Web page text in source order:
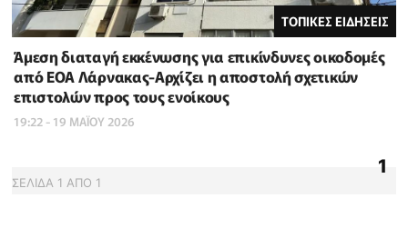
ΤΟΠΙΚΕΣ ΕΙΔΗΣΕΙΣ
Άμεση διαταγή εκκένωσης για επικίνδυνες οικοδομές
από ΕΟΑ Λάρνακας-Αρχίζει η αποστολή σχετικών
επιστολών προς τους ενοίκους
19:22 - 19 ΜΑΪ́ΟΥ 2026
ΣΕΛΙΔΑ 1 ΑΠΟ 1
1